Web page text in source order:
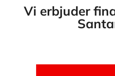
Vi erbjuder